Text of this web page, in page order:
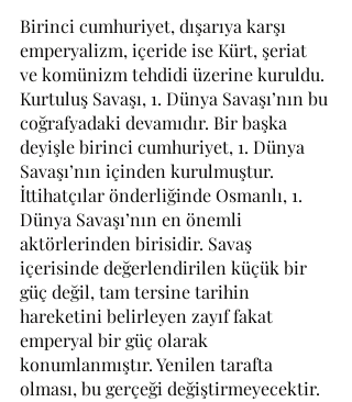
Birinci cumhuriyet, dışarıya karşı
emperyalizm, içeride ise Kürt, şeriat
ve komünizm tehdidi üzerine kuruldu.
Kurtuluş Savaşı, 1. Dünya Savaşı’nın bu
coğrafyadaki devamıdır. Bir başka
deyişle birinci cumhuriyet, 1. Dünya
Savaşı’nın içinden kurulmuştur.
İttihatçılar önderliğinde Osmanlı, 1.
Dünya Savaşı’nın en önemli
aktörlerinden birisidir. Savaş
içerisinde değerlendirilen küçük bir
güç değil, tam tersine tarihin
hareketini belirleyen zayıf fakat
emperyal bir güç olarak
konumlanmıştır. Yenilen tarafta
olması, bu gerçeği değiştirmeyecektir.